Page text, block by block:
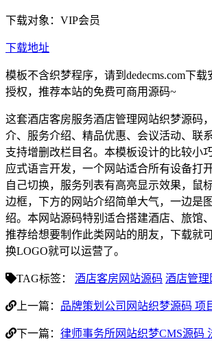
下载对象：VIP会员
下载地址
模板不含织梦程序，请到dedecms.com下
授权，推荐本站的免费可商用源码~
这套酒店客房服务酒店管理网站织梦源码
介、服务介绍、精品优惠、会议活动、联
支持增删改栏目名。本模板设计的比较小
应式语言开发，一个网站适合所有设备打
自己切换，服务列表有高亮显示效果，鼠
边框，下方的网站介绍简单大气，一边是
绍。本网站源码特别适合搭建酒店、旅馆
推荐给想要制作此类网站的朋友，下载就
换LOGO就可以运营了。
TAG标签： 酒店客房网站源码 酒店管理
上一篇： 品牌策划公司网站织梦源码 项
下一篇： 律师事务所网站织梦CMS源码